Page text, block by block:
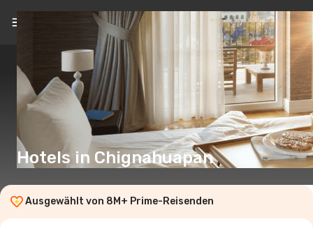
DE(€)
Hotels in Chignahuapan
Ausgewählt von 8M+ Prime-Reisenden